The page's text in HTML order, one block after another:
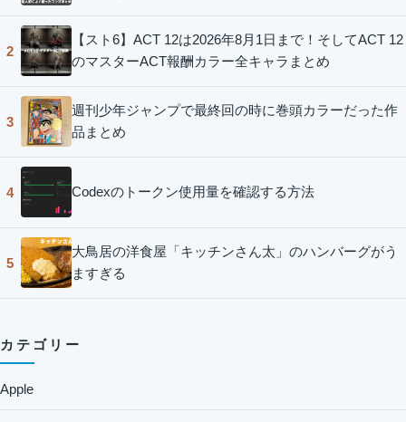
2
【スト6】ACT 12は2026年8月1日まで！そしてACT 12
のマスターACT報酬カラー全キャラまとめ
3
週刊少年ジャンプで最終回の時に巻頭カラーだった作
品まとめ
4 Codexのトークン使用量を確認する方法
5
大鳥居の洋食屋「キッチンさん太」のハンバーグがう
ますぎる
カテゴリー
Apple